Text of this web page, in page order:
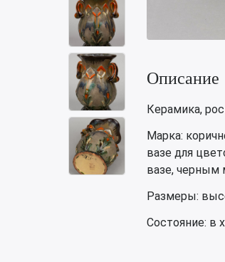
Описание
Керамика,
Марка:
вазе для
вазе, черным
Размеры:
Состояние: в